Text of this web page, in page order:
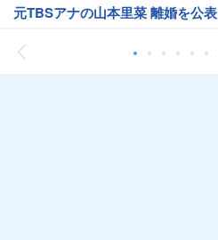
元TBSアナの山本里菜 離婚を公表